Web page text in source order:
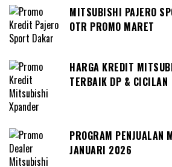
MITSUBISHI PAJERO
OTR PROMO MARET
HARGA KREDIT
TERBAIK DP & CICILAN
PROGRAM PENJUALAN
JANUARI 2026